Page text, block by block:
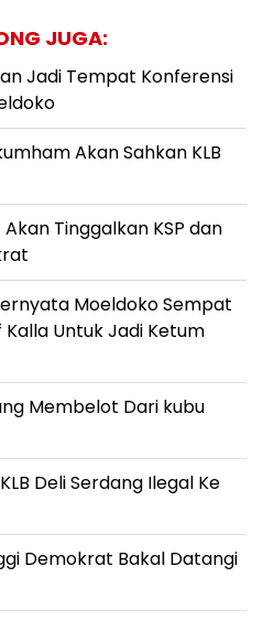
JUGA:
Jadi Tempat Konferensi
Akan Sahkan KLB
Tinggalkan KSP dan
Moeldoko Sempat
Untuk Jadi Ketum
Membelot Dari kubu
Deli Serdang Ilegal Ke
Demokrat Bakal Datangi